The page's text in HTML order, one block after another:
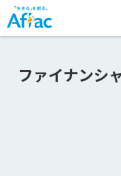
ファイナンシ